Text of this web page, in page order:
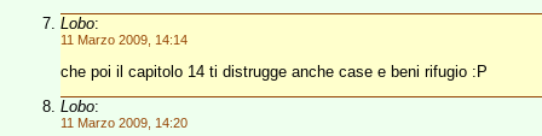
Lobo:
11 Marzo 2009, 14:14
che poi il capitolo 14 ti distrugge anche case e beni rifugio :P
Lobo:
11 Marzo 2009, 14:20